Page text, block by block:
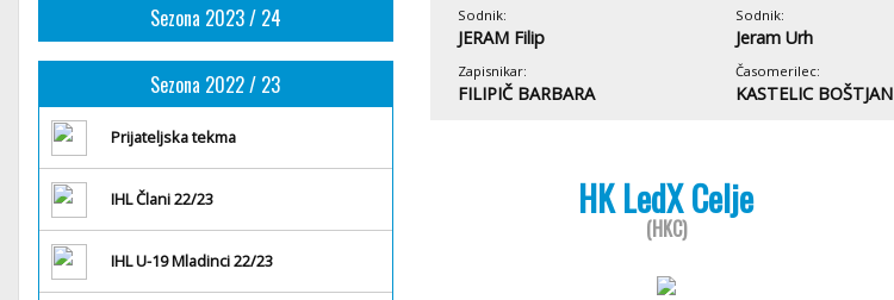
Sezona 2023 / 24
Sezona 2022 / 23
Prijateljska tekma
IHL Člani 22/23
IHL U-19 Mladinci 22/23
Sodnik:
JERAM Filip
Sodnik:
Jeram Urh
Zapisnikar:
FILIPIČ BARBARA
Časomerilec:
KASTELIC BOŠTJAN
HK LedX Celje
(HKC)